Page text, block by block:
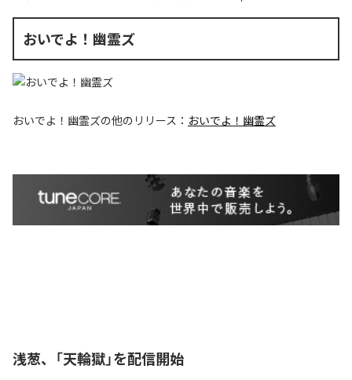
おいでよ！幽霊ズ
おいでよ！幽霊ズの他のリリース： おいでよ！幽霊ズ
浅葱、「天輪獄」を配信開始